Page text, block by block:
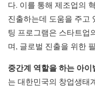
다. 이를 통해 제조업의
진출하는데 도움을 주고
팅 프로그램은 스타트업
며, 글로벌 진출을 위한
중간계 역할을 하는 아이
는 대한민국의 창업생태